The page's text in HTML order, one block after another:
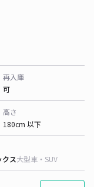
再入庫
可
高さ
180cm 以下
クス大型車・SUV